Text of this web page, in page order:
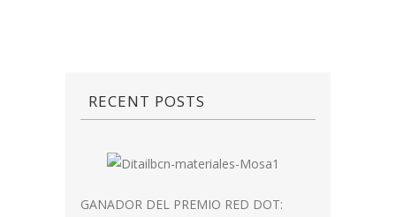
RECENT POSTS
GANADOR DEL PREMIO RED DOT: